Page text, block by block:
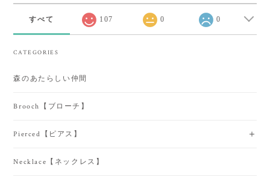
すべて 107 0 0
CATEGORIES
森のあたらしい仲間
Brooch【ブローチ】
Pierced【ピアス】
Necklace【ネックレス】